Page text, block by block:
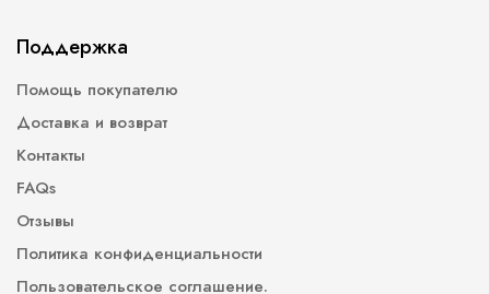
Поддержка
Помощь покупателю
Доставка и возврат
Контакты
FAQs
Отзывы
Политика конфиденциальности
Пользовательское соглашение.